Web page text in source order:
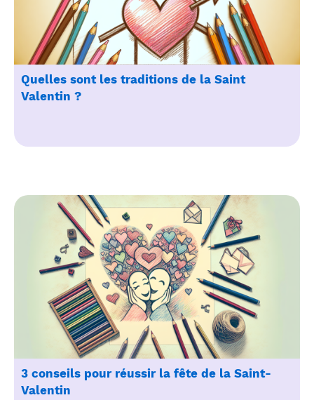
Quelles sont les traditions de la Saint
Valentin ?
3 conseils pour réussir la fête de la Saint-
Valentin